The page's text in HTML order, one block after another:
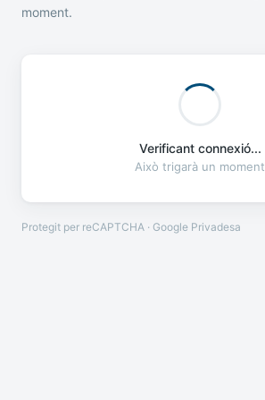
moment.
Verificant connexió...
Això trigarà un moment
Protegit per reCAPTCHA · Google Privadesa